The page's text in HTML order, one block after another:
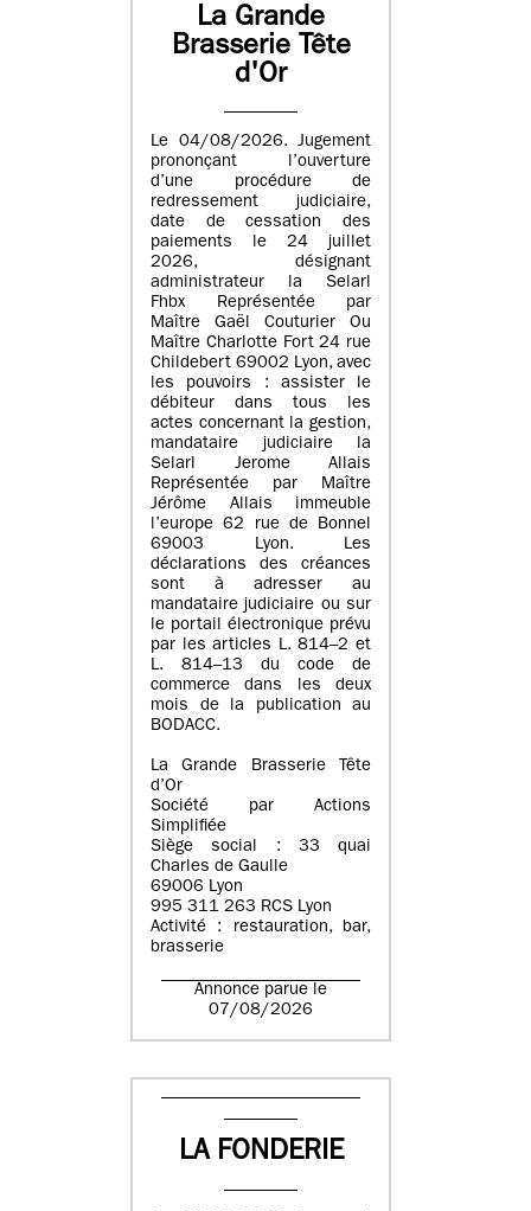
La Grande
Brasserie Tête
d'Or
Le 04/08/2026. Jugement
prononçant l’ouverture
d’une procédure de
redressement judiciaire,
date de cessation des
paiements le 24 juillet
2026, désignant
administrateur la Selarl
Fhbx Représentée par
Maître Gaël Couturier Ou
Maître Charlotte Fort 24 rue
Childebert 69002 Lyon, avec
les pouvoirs : assister le
débiteur dans tous les
actes concernant la gestion,
mandataire judiciaire la
Selarl Jerome Allais
Représentée par Maître
Jérôme Allais immeuble
l’europe 62 rue de Bonnel
69003 Lyon. Les
déclarations des créances
sont à adresser au
mandataire judiciaire ou sur
le portail électronique prévu
par les articles L. 814–2 et
L. 814–13 du code de
commerce dans les deux
mois de la publication au
BODACC.
La Grande Brasserie Tête
d’Or
Société par Actions
Simplifiée
Siège social : 33 quai
Charles de Gaulle
69006 Lyon
995 311 263 RCS Lyon
Activité : restauration, bar,
brasserie
Annonce parue le
07/08/2026
LA FONDERIE